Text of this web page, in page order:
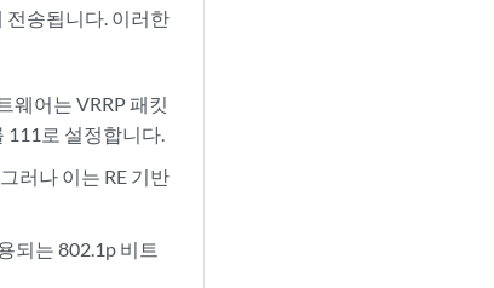
전송됩니다. 이러한
웨어는 VRRP 패킷
111로 설정합니다.
러나 이는 RE 기반
되는 802.1p 비트